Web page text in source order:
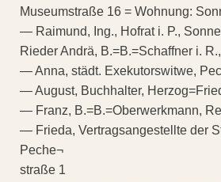
Museumstraße 16 = Wohnung:
— Raimund, Ing., Hofrat i. P.,
Rieder Andrä, B.=B.=Schaffner i.
— Anna, städt. Exekutorswitwe,
— August, Buchhalter,
— Franz, B.=B.=Oberwerkmann,
— Frieda, Vertragsangestellte der
Peche¬
straße 1